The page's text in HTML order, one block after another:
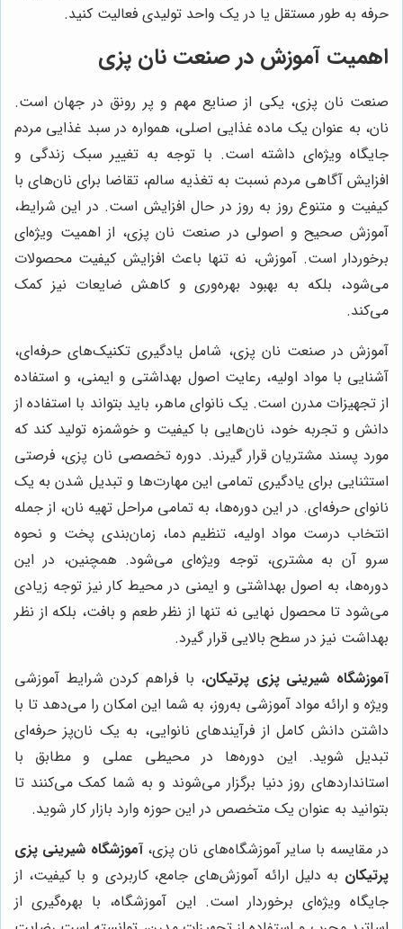
حرفه به طور مستقل یا در یک واحد تولیدی فعالیت کنید.
اهمیت آموزش در صنعت نان پزی
صنعت نان پزی، یکی از صنایع مهم و پر رونق در جهان است.
نان، به عنوان یک ماده غذایی اصلی، همواره در سبد غذایی مردم
جایگاه ویژه‌ای داشته است. با توجه به تغییر سبک زندگی و
افزایش آگاهی مردم نسبت به تغذیه سالم، تقاضا برای نان‌های با
کیفیت و متنوع روز به روز در حال افزایش است. در این شرایط،
آموزش صحیح و اصولی در صنعت نان پزی، از اهمیت ویژه‌ای
برخوردار است. آموزش، نه تنها باعث افزایش کیفیت محصولات
می‌شود، بلکه به بهبود بهره‌وری و کاهش ضایعات نیز کمک
می‌کند.
آموزش در صنعت نان پزی، شامل یادگیری تکنیک‌های حرفه‌ای،
آشنایی با مواد اولیه، رعایت اصول بهداشتی و ایمنی، و استفاده
از تجهیزات مدرن است. یک نانوای ماهر، باید بتواند با استفاده از
دانش و تجربه خود، نان‌هایی با کیفیت و خوشمزه تولید کند که
مورد پسند مشتریان قرار گیرند. دوره تخصصی نان پزی، فرصتی
استثنایی برای یادگیری تمامی این مهارت‌ها و تبدیل شدن به یک
نانوای حرفه‌ای. در این دوره‌ها، به تمامی مراحل تهیه نان، از جمله
انتخاب درست مواد اولیه، تنظیم دما، زمان‌بندی پخت و نحوه
سرو آن به مشتری، توجه ویژه‌ای می‌شود. همچنین، در این
دوره‌ها، به اصول بهداشتی و ایمنی در محیط کار نیز توجه زیادی
می‌شود تا محصول نهایی نه تنها از نظر طعم و بافت، بلکه از نظر
بهداشت نیز در سطح بالایی قرار گیرد.
آموزشگاه شیرینی پزی پرتیکان، با فراهم کردن شرایط آموزشی
ویژه و ارائه مواد آموزشی به‌روز، به شما این امکان را می‌دهد تا با
داشتن دانش کامل از فرآیندهای نانوایی، به یک نان‌پز حرفه‌ای
تبدیل شوید. این دوره‌ها در محیطی عملی و مطابق با
استانداردهای روز دنیا برگزار می‌شوند و به شما کمک می‌کنند تا
بتوانید به عنوان یک متخصص در این حوزه وارد بازار کار شوید.
در مقایسه با سایر آموزشگاه‌های نان پزی،آموزشگاه شیرینی پزی
پرتیکان به دلیل ارائه آموزش‌های جامع، کاربردی و با کیفیت، از
جایگاه ویژه‌ای برخوردار است. این آموزشگاه، با بهره‌گیری از